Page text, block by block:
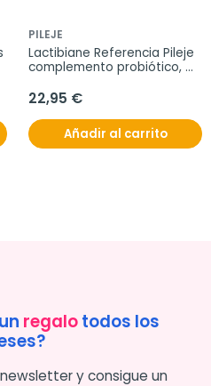
PILEJE
Lactibiane Referencia Pileje
complemento probiótico,
22,95 €
Añadir al carrito
regalotodos los
y consigue un